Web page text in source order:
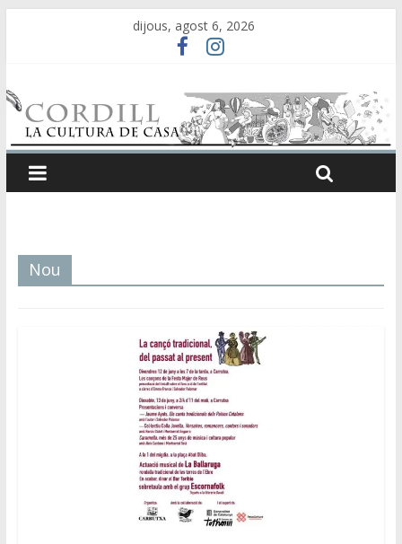
dijous, agost 6, 2026
Nou